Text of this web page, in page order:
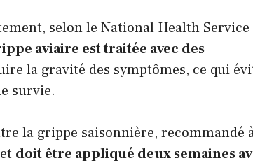
selon le National Health Service
aviaire est traitée avec des
la gravité des symptômes, ce qui
survie.
la grippe saisonnière, recommandé
doit être appliqué deux semaines